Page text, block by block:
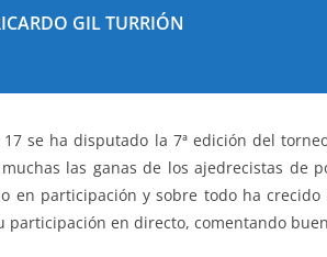
GIL TURRIÓN
17 se ha disputado la 7ª edición del
las ganas de los ajedrecistas
en participación y sobre todo ha
participación en directo, comentando